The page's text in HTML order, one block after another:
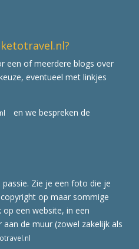
een of meerdere blogs over
eventueel met linkjes
en we bespreken de
Zie je een foto die je
op maar sommige
een website, in een
de muur (zowel zakelijk als